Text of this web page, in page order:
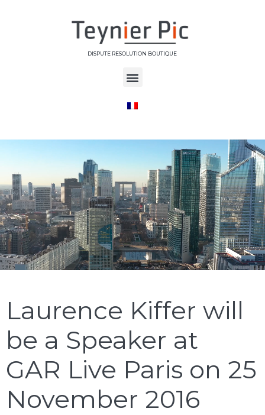
DISPUTE RESOLUTION BOUTIQUE
Laurence Kiffer will
be a Speaker at
GAR Live Paris on 25
November 2016